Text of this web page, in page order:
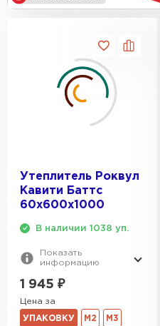
Утеплитель Роквул
Кавити Баттс
60х600х1000
В наличии 1038 уп.
Показать
информацию
1 945 ₽
Цена за
УПАКОВКУ М2 М3ПЕРЕЙТИ
Утеплитель
Утеплитель Белтеп
Утеплитель Тизол
Утеплитель Isotec
Утеплитель
Утеплитель Брит